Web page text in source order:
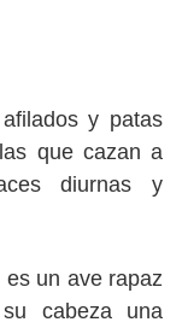
y patas
que cazan a
diurnas y
es un ave rapaz
cabeza una